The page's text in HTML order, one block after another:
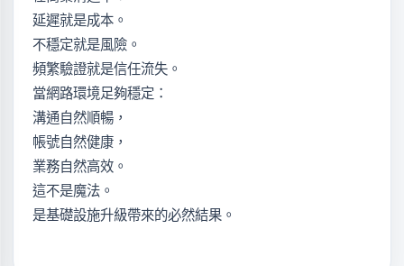
延遲就是成本。
不穩定就是風險。
頻繁驗證就是信任流失。
當網路環境足夠穩定：
溝通自然順暢，
帳號自然健康，
業務自然高效。
這不是魔法。
是基礎設施升級帶來的必然結果。